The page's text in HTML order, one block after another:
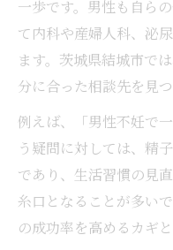
一歩です。男性も自ら
て内科や産婦人科、泌
ます。茨城県結城市で
分に合った相談先を見
例えば、「男性不妊で
う疑問に対しては、精
であり、生活習慣の見
糸口となることが多い
の成功率を高めるカギと